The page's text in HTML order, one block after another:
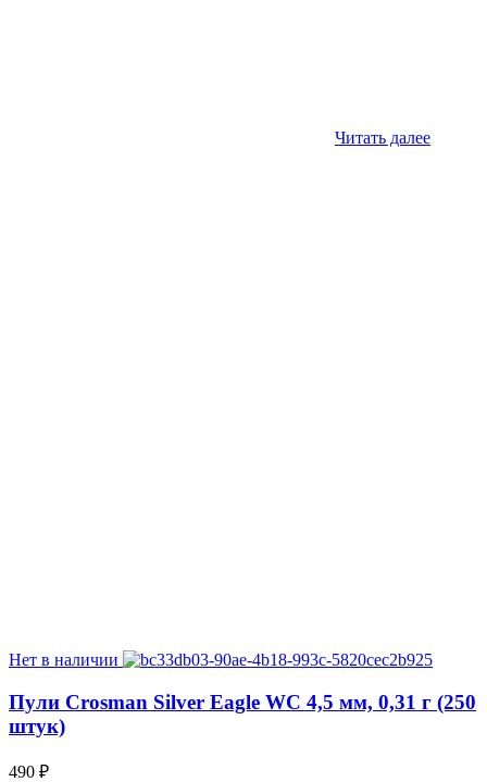
Читать далее
Нет в наличии
Пули Crosman Silver Eagle WC 4,5 мм, 0,31 г (250
штук)
490 ₽